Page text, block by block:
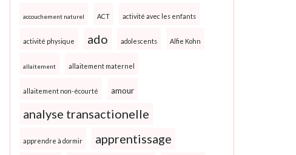
accouchement naturel ACT activité avec les enfants
activité physique ado adolescents Alfie Kohn
allaitement allaitement maternel
allaitement non-écourté amour
analyse transactionelle
apprendre à dormir apprentissage